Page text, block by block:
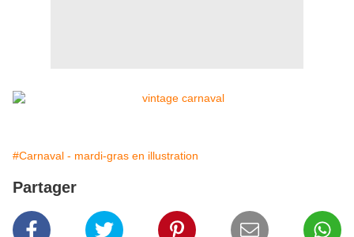
#Carnaval - mardi-gras en illustration
Partager